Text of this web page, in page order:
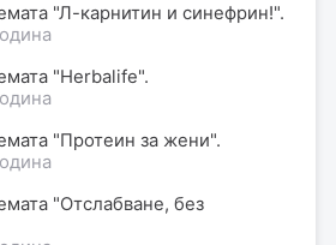
"Л-карнитин и синефрин!".
"Herbalife".
"Протеин за жени".
"Отслабване, без